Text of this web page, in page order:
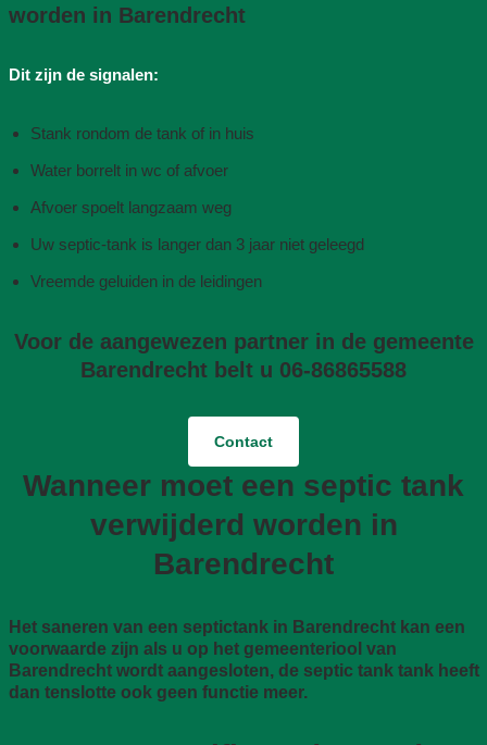
worden in Barendrecht
Dit zijn de signalen:
Stank rondom de tank of in huis
Water borrelt in wc of afvoer
Afvoer spoelt langzaam weg
Uw septic-tank is langer dan 3 jaar niet geleegd
Vreemde geluiden in de leidingen
Voor de aangewezen partner in de gemeente
Barendrecht belt u 06-86865588
Contact
Wanneer moet een septic tank
verwijderd worden in
Barendrecht
Het saneren van een septictank in Barendrecht kan een
voorwaarde zijn als u op het gemeenteriool van
Barendrecht wordt aangesloten, de septic tank tank heeft
dan tenslotte ook geen functie meer.